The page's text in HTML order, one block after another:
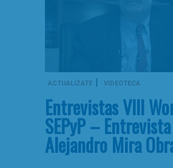
ACTUALÍZATE | VIDEOTECA
Entrevistas VIII
SEPyP –
Alejandro Mira